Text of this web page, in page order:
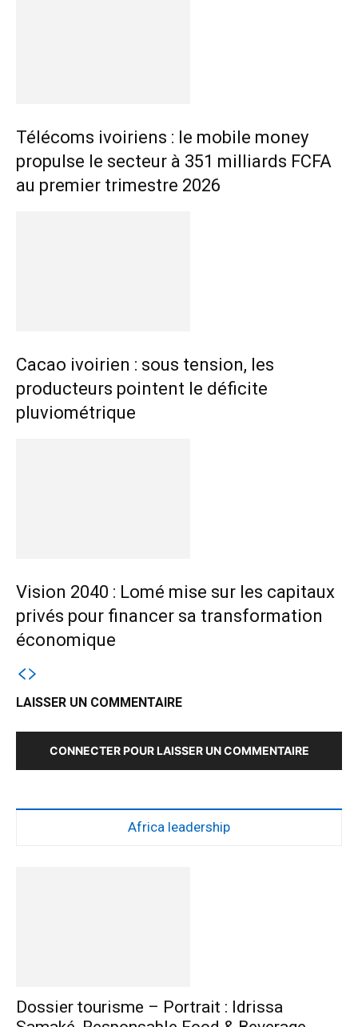
Télécoms ivoiriens : le mobile money
propulse le secteur à 351 milliards FCFA
au premier trimestre 2026
Cacao ivoirien : sous tension, les
producteurs pointent le déficite
pluviométrique
Vision 2040 : Lomé mise sur les capitaux
privés pour financer sa transformation
économique
LAISSER UN COMMENTAIRE
CONNECTER POUR LAISSER UN COMMENTAIRE
Africa leadership
Dossier tourisme – Portrait : Idrissa